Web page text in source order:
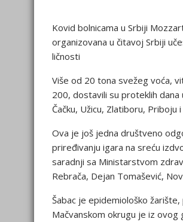
Kovid bolnicama u Srbiji
organizovana u čitavoj Srbiji
ličnosti
Više od 20 tona svežeg voća,
200, dostavili su proteklih dana
Čačku, Užicu, Zlatiboru, Priboju
Ova je još jedna društveno
priređivanju igara na sreću
saradnji sa Ministarstvom
Rebrača, Dejan Tomašević,
Šabac je epidemiološko
Mačvanskom okrugu je iz ovog